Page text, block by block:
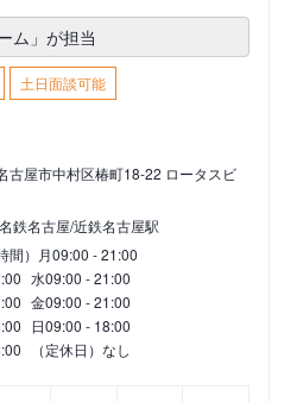
ム」が担当
土日面談可能
古屋市中村区椿町18-22 ロータスビ
鉄名古屋/近鉄名古屋駅
間） 月09:00 - 21:00
水09:00 - 21:00
金09:00 - 21:00
日09:00 - 18:00
（定休日）なし